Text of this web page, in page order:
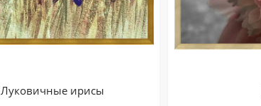
Луковичные ирисы